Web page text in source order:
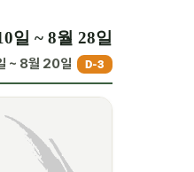
일 ~ 8월 28일
~ 8월 20일 D-3